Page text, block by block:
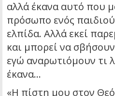
αλλά έκανα αυτό που
πρόσωπο ενός
ελπίδα. Αλλά εκεί
και μπορεί να
εγώ αναρωτιόμουν τι
έκανα…
«Η πίστη μου στον